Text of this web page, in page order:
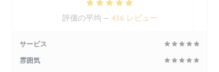
評価の平均 — 456 レビュー
サービス
雰囲気